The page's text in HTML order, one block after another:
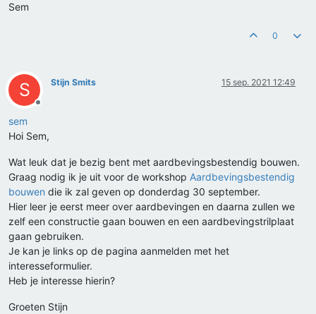
Sem
0
S
Offline
Stijn Smits 15 sep. 2021 12:49
sem
Hoi Sem,
Wat leuk dat je bezig bent met aardbevingsbestendig bouwen.
Graag nodig ik je uit voor de workshop Aardbevingsbestendig
bouwen die ik zal geven op donderdag 30 september.
Hier leer je eerst meer over aardbevingen en daarna zullen we
zelf een constructie gaan bouwen en een aardbevingstrilplaat
gaan gebruiken.
Je kan je links op de pagina aanmelden met het
interesseformulier.
Heb je interesse hierin?
Groeten Stijn